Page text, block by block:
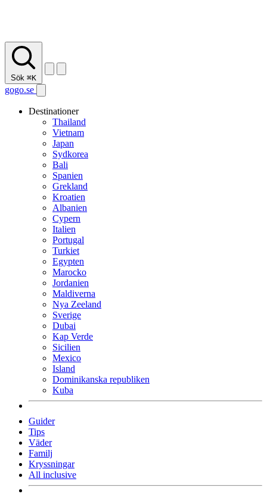
Sök ⌘K
gogo.se
Destinationer
Thailand
Vietnam
Japan
Sydkorea
Bali
Spanien
Grekland
Kroatien
Albanien
Cypern
Italien
Portugal
Turkiet
Egypten
Marocko
Jordanien
Maldiverna
Nya Zeeland
Sverige
Dubai
Kap Verde
Sicilien
Mexico
Island
Dominikanska republiken
Kuba
Guider
Tips
Väder
Familj
Kryssningar
All inclusive